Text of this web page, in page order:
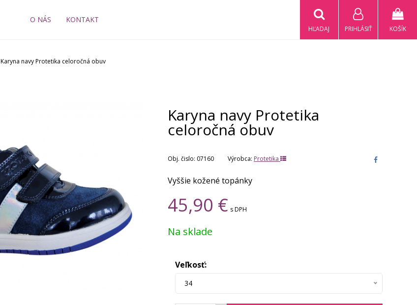
O NÁS KONTAKT
KOŠÍK
PRIHLÁSIŤ
HĽADAJ
Karyna navy Protetika celoročná obuv
Karyna navy Protetika
celoročná obuv
Obj. čislo: 07160 Výrobca: Protetika
Vyššie kožené topánky
45,90 € s DPH
Na sklade
Veľkosť:
34